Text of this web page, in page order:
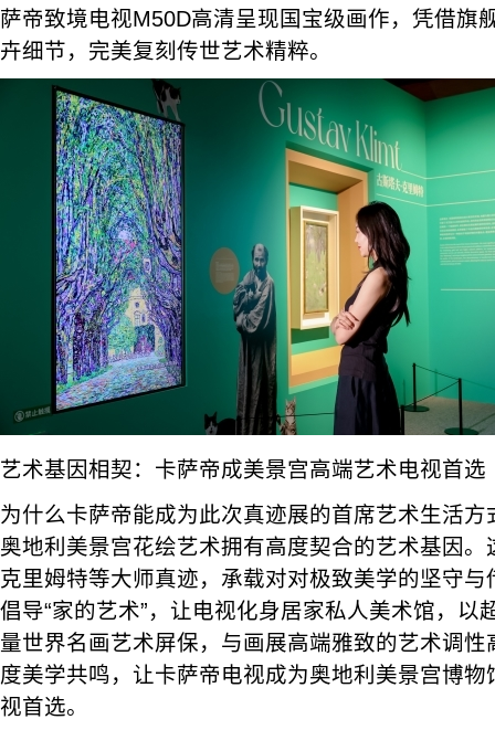
萨帝致境电视M50D高清呈现国宝级画作，凭借旗
卉细节，完美复刻传世艺术精粹。
艺术基因相契：卡萨帝成美景宫高端艺术电视首选
为什么卡萨帝能成为此次真迹展的首席艺术生活
奥地利美景宫花绘艺术拥有高度契合的艺术基因
克里姆特等大师真迹，承载对对极致美学的坚守
倡导“家的艺术”，让电视化身居家私人美术馆，以
量世界名画艺术屏保，与画展高端雅致的艺术调
度美学共鸣，让卡萨帝电视成为奥地利美景宫博
视首选。